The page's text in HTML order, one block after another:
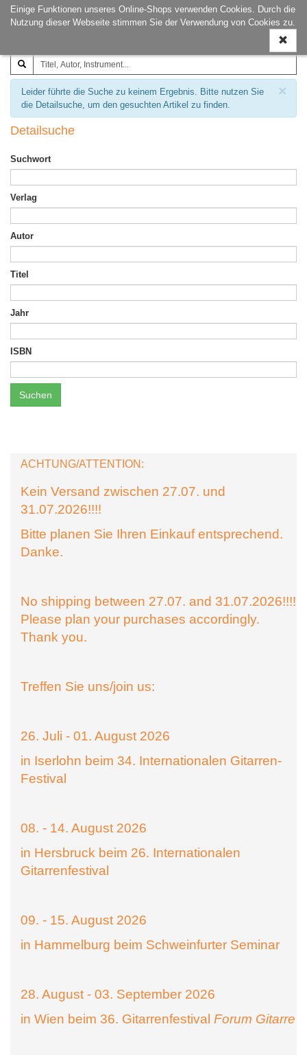
Einige Funktionen unseres Online-Shops verwenden Cookies. Durch die
Nutzung dieser Webseite stimmen Sie der Verwendung von Cookies zu.
ein-/
Joachim‐Trekel‐Musikverlag,
Hamburg
×
Leider führte die Suche zu keinem Ergebnis. Bitte nutzen Sie
die Detailsuche, um den gesuchten Artikel zu finden.
Detailsuche
Suchwort
Verlag
Autor
Titel
Jahr
ISBN
Suchen
ACHTUNG/ATTENTION:
Kein Versand zwischen 27.07. und
31.07.2026!!!!
Bitte planen Sie Ihren Einkauf entsprechend.
Danke.
No shipping between 27.07. and 31.07.2026!!!!
Please plan your purchases accordingly.
Thank you.
Treffen Sie uns/join us:
26. Juli - 01. August 2026
in Iserlohn beim 34. Internationalen Gitarren-
Festival
08. - 14. August 2026
in Hersbruck beim 26. Internationalen
Gitarrenfestival
09. - 15. August 2026
in Hammelburg beim Schweinfurter Seminar
28. August - 03. September 2026
in Wien beim 36. Gitarrenfestival Forum Gitarre